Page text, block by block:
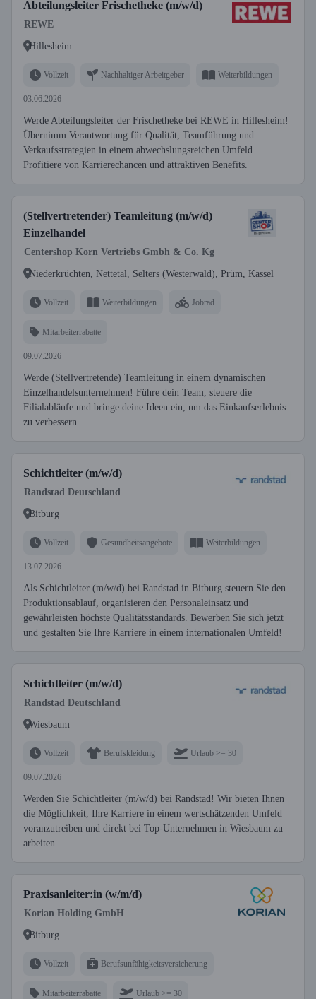
Abteilungsleiter Frischetheke (m/w/d)
REWE
Hillesheim
Vollzeit Nachhaltiger Arbeitgeber Weiterbildungen
03.06.2026
Werde Abteilungsleiter der Frischetheke bei REWE in Hillesheim!
Übernimm Verantwortung für Qualität, Teamführung und
Verkaufsstrategien in einem abwechslungsreichen Umfeld.
Profitiere von Karrierechancen und attraktiven Benefits.
(Stellvertretender) Teamleitung (m/w/d)
Einzelhandel
Centershop Korn Vertriebs Gmbh & Co. Kg
Niederkrüchten, Nettetal, Selters (Westerwald), Prüm, Kassel
Vollzeit Weiterbildungen Jobrad
Mitarbeiterrabatte
09.07.2026
Werde (Stellvertretende) Teamleitung in einem dynamischen
Einzelhandelsunternehmen! Führe dein Team, steuere die
Filialabläufe und bringe deine Ideen ein, um das Einkaufserlebnis
zu verbessern.
Schichtleiter (m/w/d)
Randstad Deutschland
Bitburg
Vollzeit Gesundheitsangebote Weiterbildungen
13.07.2026
Als Schichtleiter (m/w/d) bei Randstad in Bitburg steuern Sie den
Produktionsablauf, organisieren den Personaleinsatz und
gewährleisten höchste Qualitätsstandards. Bewerben Sie sich jetzt
und gestalten Sie Ihre Karriere in einem internationalen Umfeld!
Schichtleiter (m/w/d)
Randstad Deutschland
Wiesbaum
Vollzeit Berufskleidung Urlaub >= 30
09.07.2026
Werden Sie Schichtleiter (m/w/d) bei Randstad! Wir bieten Ihnen
die Möglichkeit, Ihre Karriere in einem wertschätzenden Umfeld
voranzutreiben und direkt bei Top-Unternehmen in Wiesbaum zu
arbeiten.
Praxisanleiter:in (w/m/d)
Korian Holding GmbH
Bitburg
Vollzeit Berufsunfähigkeitsversicherung
Mitarbeiterrabatte Urlaub >= 30